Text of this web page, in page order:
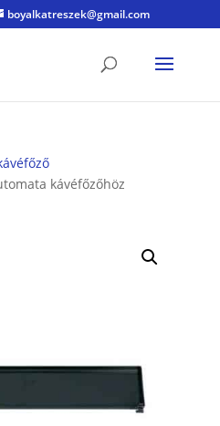
boyalkatreszek@gmail.com
kávéfőzőhöz